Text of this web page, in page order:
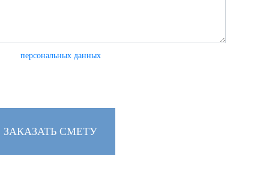
персональных данных
ЗАКАЗАТЬ СМЕТУ